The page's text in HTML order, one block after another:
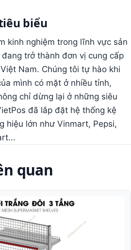
biểu
kinh nghiệm trong lĩnh vực sản
trở thành đơn vị cung cấp
Nam. Chúng tôi tự hào khi
mình có mặt ở nhiều tỉnh,
chỉ dừng lại ở những siêu
đã lắp đặt hệ thống kệ
hiệu lớn như Vinmart, Pepsi,
quan